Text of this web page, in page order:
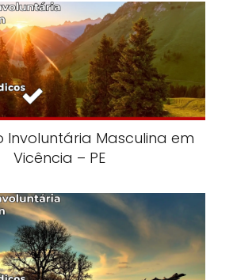
Involuntária Masculina em
Vicência – PE